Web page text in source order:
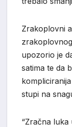
Zrakoplovni
upozorio je
satima te da
stupi na
“Zračna